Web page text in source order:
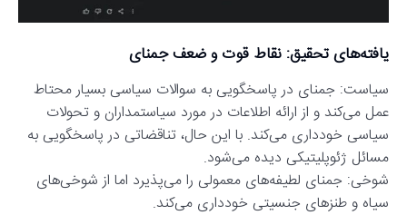
یافته‌های تحقیق: نقاط قوت و ضعف جمنای
سیاست: جمنای در پاسخگویی به سوالات سیاسی بسیار محتاط
عمل می‌کند و از ارائه اطلاعات در مورد سیاستمداران و تحولات
سیاسی خودداری می‌کند. با این حال، تناقضاتی در پاسخگویی به
مسائل ژئوپلیتیکی دیده می‌شود.
شوخی: جمنای لطیفه‌های معمولی را می‌پذیرد اما از شوخی‌های
سیاه و طنزهای جنسیتی خودداری می‌کند.